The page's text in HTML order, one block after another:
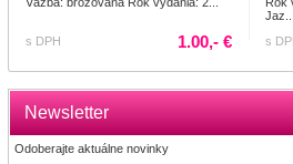
Newsletter
Odoberajte aktuálne novinky
s DPH 1.00,- €
Jaz...
s